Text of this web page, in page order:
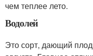
чем теплее лето.
Водолей
Это сорт, дающий